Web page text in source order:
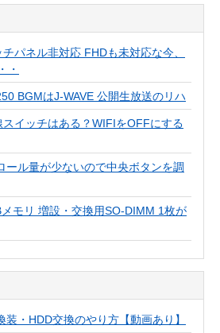
パネル非対応 FHDも未対応な今、
・
BGMはJ-WAVE 公開生放送のリハ
イッチはある？WIFIをOFFにする
ール量が少ないので中央ボタンを調
モリ 増設・交換用SO-DIMM 1枚が
・HDD交換のやり方【動画あり】